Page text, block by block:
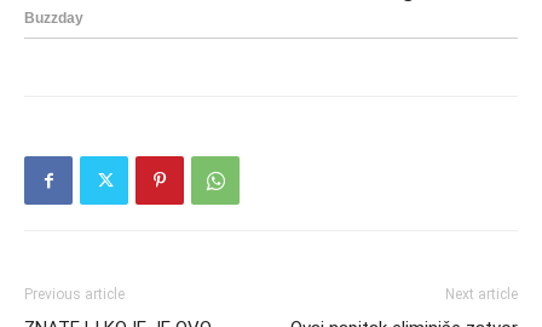
Previous article Next article